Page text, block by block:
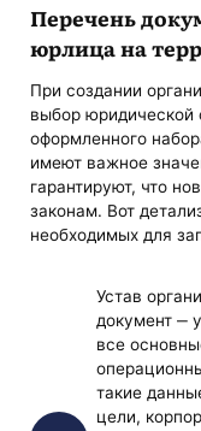
Перечень
юрлица на
При создании
выбор юридической
оформленного
имеют важное
гарантируют, что
законам. Вот
необходимых для
Устав
документ ‒
все
такие
цели,